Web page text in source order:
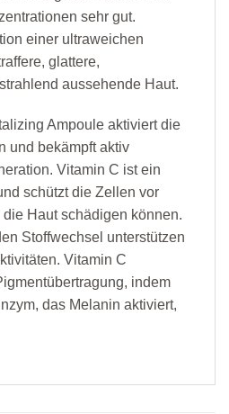
sehr gut.
einer ultraweichen
glattere,
aussehende Haut.
Ampoule aktiviert die
und bekämpft aktiv
Vitamin C ist ein
schützt die Zellen vor
Haut schädigen können.
Stoffwechsel unterstützen
Vitamin C
indem
das Melanin aktiviert,